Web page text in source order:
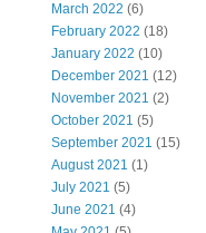
March 2022 (6)
February 2022 (18)
January 2022 (10)
December 2021 (12)
November 2021 (2)
October 2021 (5)
September 2021 (15)
August 2021 (1)
July 2021 (5)
June 2021 (4)